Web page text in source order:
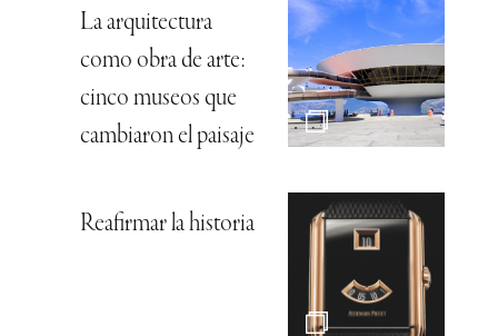
La arquitectura
como obra de arte:
cinco museos que
cambiaron el paisaje
Reafirmar la historia